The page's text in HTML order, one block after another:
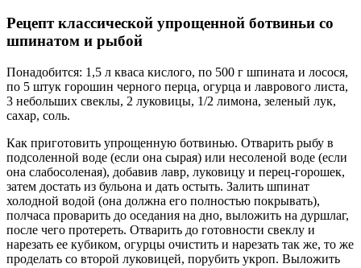
Рецепт классической упрощенной ботвиньи со
шпинатом и рыбой
Понадобится: 1,5 л кваса кислого, по 500 г шпината и лосося,
по 5 штук горошин черного перца, огурца и лаврового листа,
3 небольших свеклы, 2 луковицы, 1/2 лимона, зеленый лук,
сахар, соль.
Как приготовить упрощенную ботвинью. Отварить рыбу в
подсоленной воде (если она сырая) или несоленой воде (если
она слабосоленая), добавив лавр, луковицу и перец-горошек,
затем достать из бульона и дать остыть. Залить шпинат
холодной водой (она должна его полностью покрывать),
полчаса проварить до оседания на дно, выложить на дуршлаг,
после чего протереть. Отварить до готовности свеклу и
нарезать ее кубиком, огурцы очистить и нарезать так же, то же
проделать со второй луковицей, порубить укроп. Выложить